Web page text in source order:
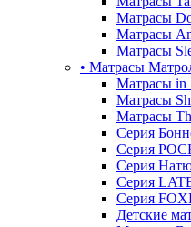
Матрасы
Матрасы
Матрасы
• Матрасы
Матрасы in
Матрасы
Матрасы
Серия
Серия
Серия
Серия
Серия
Детские